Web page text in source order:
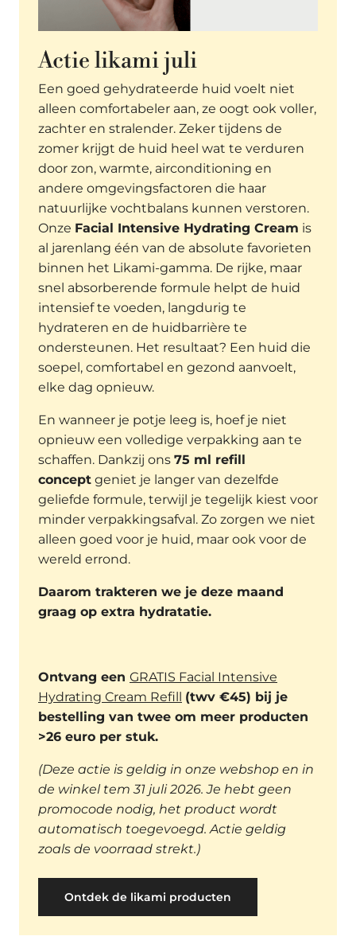
Actie likami juli
Een goed gehydrateerde huid voelt niet
alleen comfortabeler aan, ze oogt ook voller,
zachter en stralender. Zeker tijdens de
zomer krijgt de huid heel wat te verduren
door zon, warmte, airconditioning en
andere omgevingsfactoren die haar
natuurlijke vochtbalans kunnen verstoren.
Onze Facial Intensive Hydrating Cream is
al jarenlang één van de absolute favorieten
binnen het Likami-gamma. De rijke, maar
snel absorberende formule helpt de huid
intensief te voeden, langdurig te
hydrateren en de huidbarrière te
ondersteunen. Het resultaat? Een huid die
soepel, comfortabel en gezond aanvoelt,
elke dag opnieuw.
En wanneer je potje leeg is, hoef je niet
opnieuw een volledige verpakking aan te
schaffen. Dankzij ons 75 ml refill
concept geniet je langer van dezelfde
geliefde formule, terwijl je tegelijk kiest voor
minder verpakkingsafval. Zo zorgen we niet
alleen goed voor je huid, maar ook voor de
wereld errond.
Daarom trakteren we je deze maand
graag op extra hydratatie.
Ontvang een GRATIS Facial Intensive
Hydrating Cream Refill (twv €45) bij je
bestelling van twee om meer producten
>26 euro per stuk.
(Deze actie is geldig in onze webshop en in
de winkel tem 31 juli 2026. Je hebt geen
promocode nodig, het product wordt
automatisch toegevoegd. Actie geldig
zoals de voorraad strekt.)
Ontdek de likami producten